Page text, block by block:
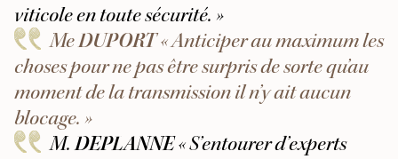
viticole en toute sécurité. »
MeDUPORT« Anticiper au maximum les
choses pour ne pas être surpris de sorte qu’au
moment de la transmission il n’y ait aucun
blocage. »
M.DEPLANNE« S’entourer d’experts